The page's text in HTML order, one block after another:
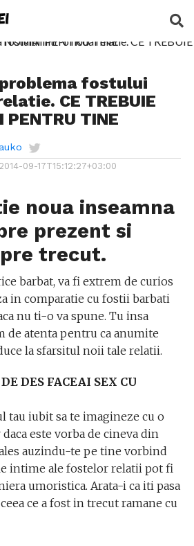
fostului
CE TREBUIE
PENTRU TINE
2014-09-17T15:12:27+03:00
noua inseamna
prezent si
trecut.
barbat, va fi extrem de curios
in comparatie cu fostii barbati
nu ti-o va spune. Tu insa
de atenta pentru ca anumite
la sfarsitul noii tale relatii.
DES FACEAI SEX CU
tau iubit sa te imagineze cu o
este vorba de cineva din
auzindu-te pe tine vorbind
intime ale fostelor relatii pot fi
umoristica. Arata-i ca iti pasa
ce a fost in trecut ramane cu